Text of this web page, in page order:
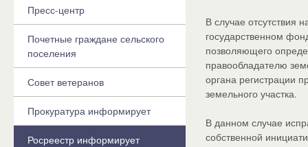
В случае отсутствия
государственном
позволяющего
правообладателю
органа регистрации
земельного участка.
В данном случае
собственной
Пресс-центр
Почетные граждане сельского
поселения
Совет ветеранов
Прокуратура информирует
Росреестр информирует